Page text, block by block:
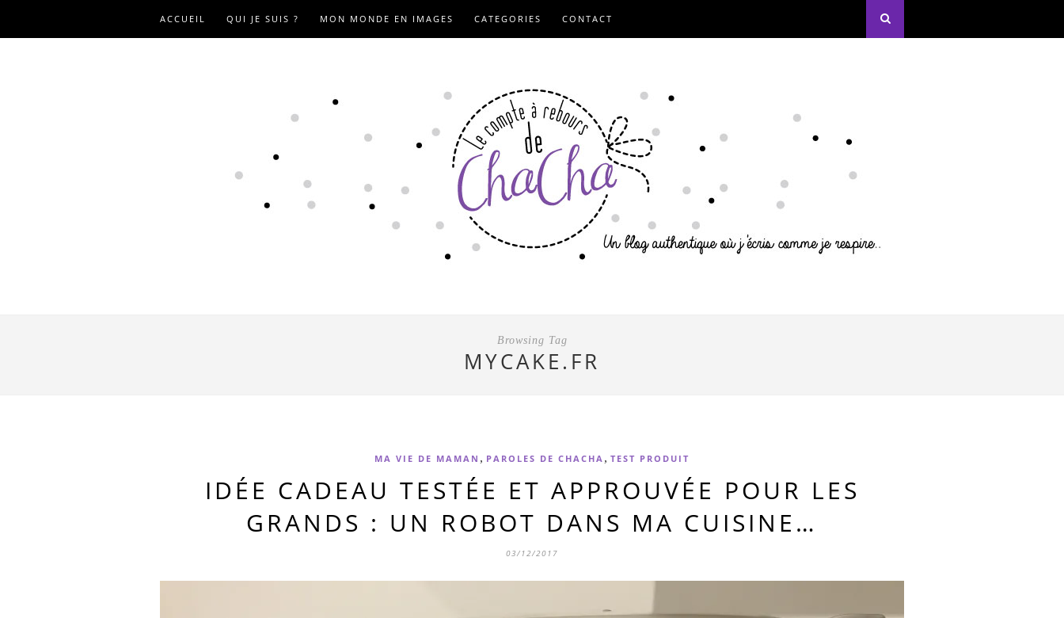
ACCUEIL QUI JE SUIS ? MON MONDE EN IMAGES CATEGORIES CONTACT
Browsing Tag
MYCAKE.FR
MA VIE DE MAMAN , PAROLES DE CHACHA , TEST PRODUIT
IDÉE CADEAU TESTÉE ET APPROUVÉE POUR LES
GRANDS : UN ROBOT DANS MA CUISINE…
03/12/2017